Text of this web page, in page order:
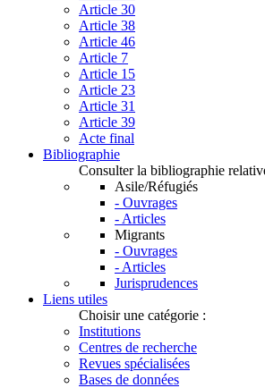
Article 30
Article 38
Article 46
Article 7
Article 15
Article 23
Article 31
Article 39
Acte final
Bibliographie
Consulter la bibliographie
Asile/Réfugiés
- Ouvrages
- Articles
Migrants
- Ouvrages
- Articles
Jurisprudences
Liens utiles
Choisir une catégorie :
Institutions
Centres de recherche
Revues spécialisées
Bases de données